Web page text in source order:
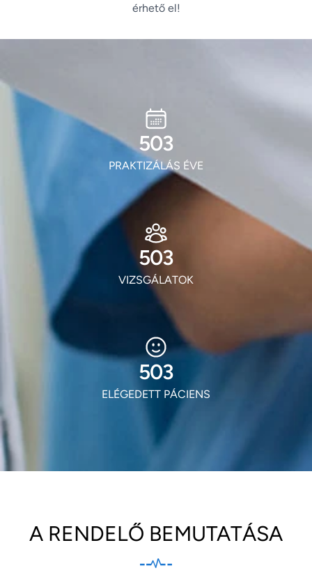
érhető el!
605
PRAKTIZÁLÁS ÉVE
605
VIZSGÁLATOK
605
ELÉGEDETT PÁCIENS
A RENDELŐ BEMUTATÁSA